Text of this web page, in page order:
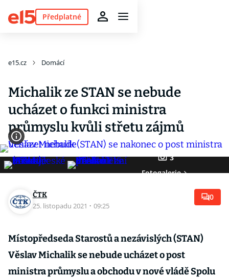
Předplatné
e15.cz Domácí
Michalik ze STAN se nebude
ucházet o funkci ministra
průmyslu kvůli střetu zájmů
3
Fotogalerie
ČTK
25. listopadu 2021 · 09:25
0
Místopředseda Starostů a nezávislých (STAN)
Věslav Michalik se nebude ucházet o post
ministra průmyslu a obchodu v nové vládě Spolu